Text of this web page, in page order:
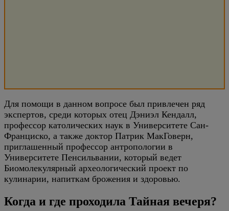
Для помощи в данном вопросе был привлечен ряд
экспертов, среди которых отец Дэниэл Кендалл,
профессор католических наук в Университете Сан-
Франциско, а также доктор Патрик МакГоверн,
приглашенный профессор антропологии в
Университете Пенсильвании, который ведет
Биомолекулярный археологический проект по
кулинарии, напиткам брожения и здоровью.
Когда и где проходила Тайная вечеря?